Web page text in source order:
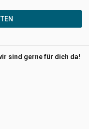
sind gerne für dich da!